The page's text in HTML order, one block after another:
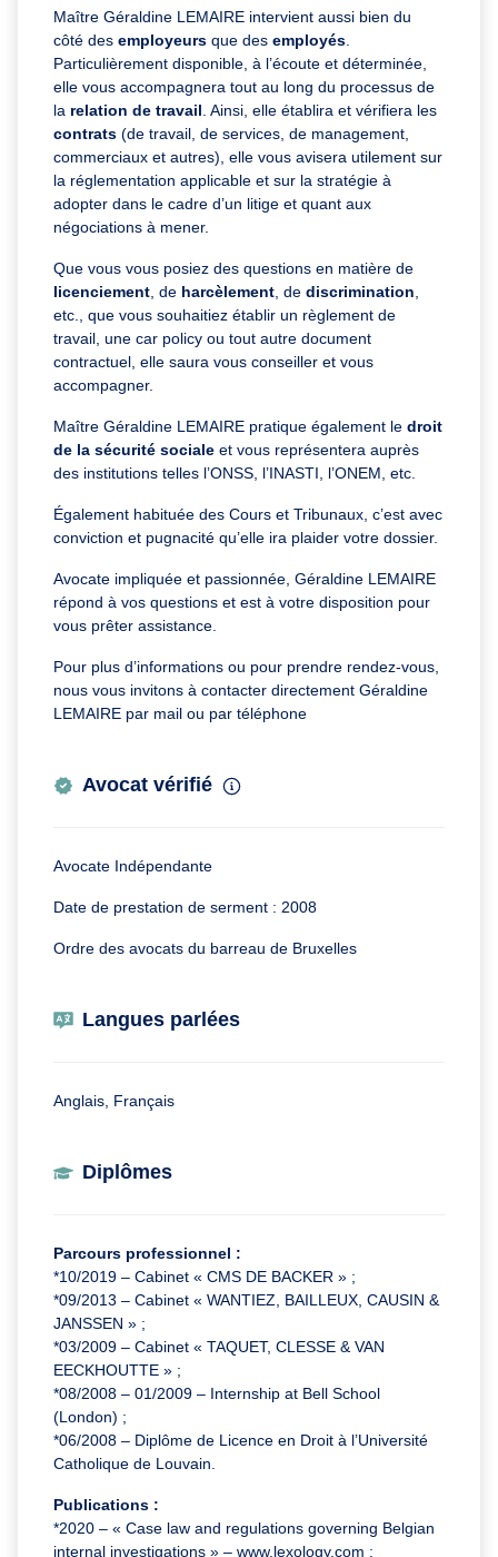
Maître Géraldine LEMAIRE intervient aussi bien du
côté des employeurs que des employés.
Particulièrement disponible, à l’écoute et déterminée,
elle vous accompagnera tout au long du processus de
la relation de travail. Ainsi, elle établira et vérifiera les
contrats (de travail, de services, de management,
commerciaux et autres), elle vous avisera utilement sur
la réglementation applicable et sur la stratégie à
adopter dans le cadre d’un litige et quant aux
négociations à mener.
Que vous vous posiez des questions en matière de
licenciement, de harcèlement, de discrimination,
etc., que vous souhaitiez établir un règlement de
travail, une car policy ou tout autre document
contractuel, elle saura vous conseiller et vous
accompagner.
Maître Géraldine LEMAIRE pratique également le droit
de la sécurité sociale et vous représentera auprès
des institutions telles l’ONSS, l’INASTI, l’ONEM, etc.
Également habituée des Cours et Tribunaux, c’est avec
conviction et pugnacité qu’elle ira plaider votre dossier.
Avocate impliquée et passionnée, Géraldine LEMAIRE
répond à vos questions et est à votre disposition pour
vous prêter assistance.
Pour plus d’informations ou pour prendre rendez-vous,
nous vous invitons à contacter directement Géraldine
LEMAIRE par mail ou par téléphone
Avocat vérifié
Avocate Indépendante
Date de prestation de serment : 2008
Ordre des avocats du barreau de Bruxelles
Langues parlées
Anglais, Français
Diplômes
Parcours professionnel :
*10/2019 – Cabinet « CMS DE BACKER » ;
*09/2013 – Cabinet « WANTIEZ, BAILLEUX, CAUSIN &
JANSSEN » ;
*03/2009 – Cabinet « TAQUET, CLESSE & VAN
EECKHOUTTE » ;
*08/2008 – 01/2009 – Internship at Bell School
(London) ;
*06/2008 – Diplôme de Licence en Droit à l’Université
Catholique de Louvain.
Publications :
*2020 – « Case law and regulations governing Belgian
internal investigations » – www.lexology.com ;